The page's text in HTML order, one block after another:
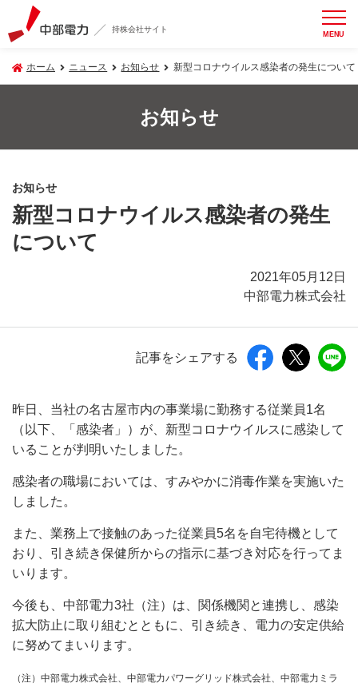
持株会社サイト MENU
ホーム ニュース お知らせ 新型コロナウイルス感染者の発生について
お知らせ
お知らせ
新型コロナウイルス感染者の発生
について
2021年05月12日
中部電力株式会社
記事をシェアする
昨日、当社の名古屋市内の事業場に勤務する従業員1名
（以下、「感染者」）が、新型コロナウイルスに感染して
いることが判明いたしました。
感染者の職場においては、すみやかに消毒作業を実施いた
しました。
また、業務上で接触のあった従業員5名を自宅待機として
おり、引き続き保健所からの指示に基づき対応を行ってま
いります。
今後も、中部電力3社（注）は、関係機関と連携し、感染
拡大防止に取り組むとともに、引き続き、電力の安定供給
に努めてまいります。
（注）中部電力株式会社、中部電力パワーグリッド株式会社、中部電力ミラ